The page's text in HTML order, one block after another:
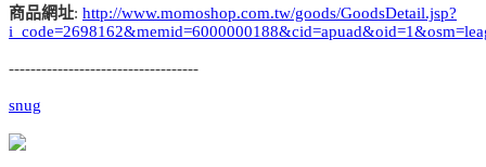
商品網址: http://www.momoshop.com.tw/goods/GoodsDetail.jsp?
-----------------------------------
snug